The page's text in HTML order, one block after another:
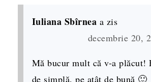
Iuliana Sbîrnea a zis
decembrie 20,
Mă bucur mult că v-a plăcut!
de simplă, pe atât de bună 🙂